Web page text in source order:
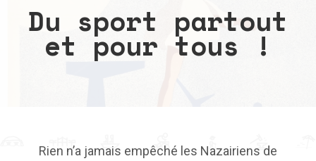
Du sport partout
et pour tous !
Rien n’a jamais empêché les Nazairiens de